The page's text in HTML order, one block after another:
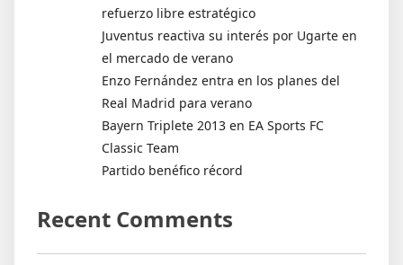
refuerzo libre estratégico
Juventus reactiva su interés por Ugarte en
el mercado de verano
Enzo Fernández entra en los planes del
Real Madrid para verano
Bayern Triplete 2013 en EA Sports FC
Classic Team
Partido benéfico récord
Recent Comments